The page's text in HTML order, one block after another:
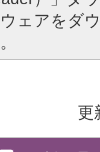
ェアをダ
更